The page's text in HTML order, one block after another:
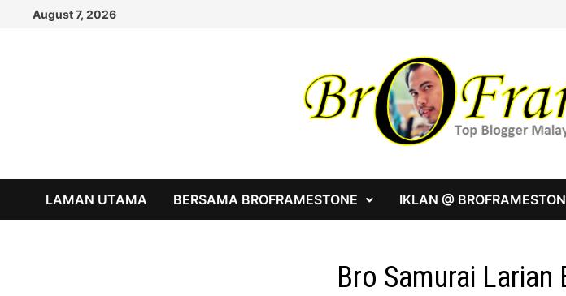
August 7, 2026
LAMAN UTAMA BERSAMA BROFRAMESTONE IKLAN @
Bro Samurai